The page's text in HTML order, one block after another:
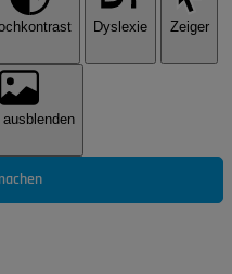
Dyslexie Zeiger
ausblenden